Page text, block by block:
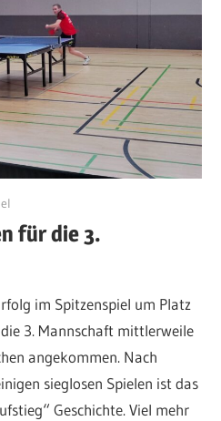
für die 3.
im Spitzenspiel um Platz
3. Mannschaft mittlerweile
angekommen. Nach
sieglosen Spielen ist das
Geschichte. Viel mehr